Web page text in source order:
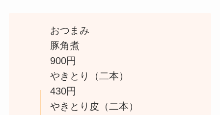
おつまみ
豚角煮
900円
やきとり（二本）
430円
やきとり皮（二本）